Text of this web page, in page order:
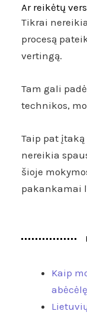
Ar reikėtų
Tikrai
procesą
vertingą.
Tam gali
technikos,
Taip pat įtaką
nereikia
šioje
pakankamai
Kaip